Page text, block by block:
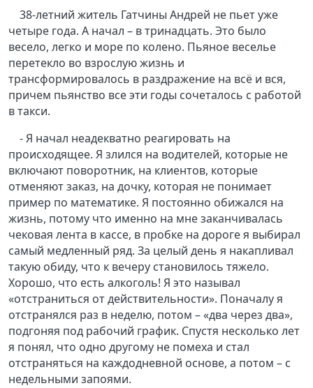
38-летний житель Гатчины Андрей не пьет уже
четыре года. А начал – в тринадцать. Это было
весело, легко и море по колено. Пьяное веселье
перетекло во взрослую жизнь и
трансформировалось в раздражение на всё и вся,
причем пьянство все эти годы сочеталось с работой
в такси.
- Я начал неадекватно реагировать на
происходящее. Я злился на водителей, которые не
включают поворотник, на клиентов, которые
отменяют заказ, на дочку, которая не понимает
пример по математике. Я постоянно обижался на
жизнь, потому что именно на мне заканчивалась
чековая лента в кассе, в пробке на дороге я выбирал
самый медленный ряд. За целый день я накапливал
такую обиду, что к вечеру становилось тяжело.
Хорошо, что есть алкоголь! Я это называл
«отстраниться от действительности». Поначалу я
отстранялся раз в неделю, потом – «два через два»,
подгоняя под рабочий график. Спустя несколько лет
я понял, что одно другому не помеха и стал
отстраняться на каждодневной основе, а потом – с
недельными запоями.